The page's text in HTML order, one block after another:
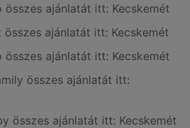
összes ajánlatát itt: Kecskemét
összes ajánlatát itt: Kecskemét
összes ajánlatát itt: Kecskemét
összes ajánlatát itt:
összes ajánlatát itt: Kecskemét